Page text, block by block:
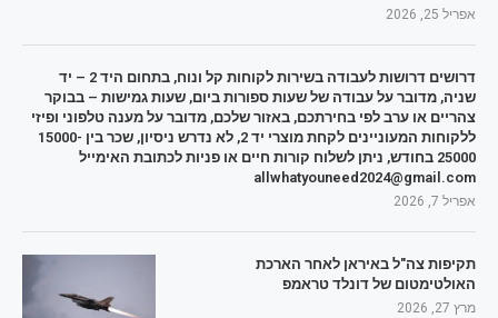
אפריל 25, 2026
דרושים דרושות לעבודה בשירות לקוחות קל ונוח, בתחום היד 2 – יד
שניה, מדובר על עבודה של שעות ספורות ביום, שעות גמישות – בבוקר
צהריים או ערב לפי בחירתכם, באזור שלכם, מדובר על מענה טלפוני ופיזי
ללקוחות המעוניינים לקחת מוצרי יד 2, לא נדרש ניסיון, שכר בין 15000-
25000 בחודש, ניתן לשלוח קורות חיים או פניות לכתובת האימייל
allwhatyouneed2024@gmail.com
אפריל 7, 2026
תקיפות צה"ל באיראן לאחר הארכת
האולטימטום של דונלד טראמפ
מרץ 27, 2026